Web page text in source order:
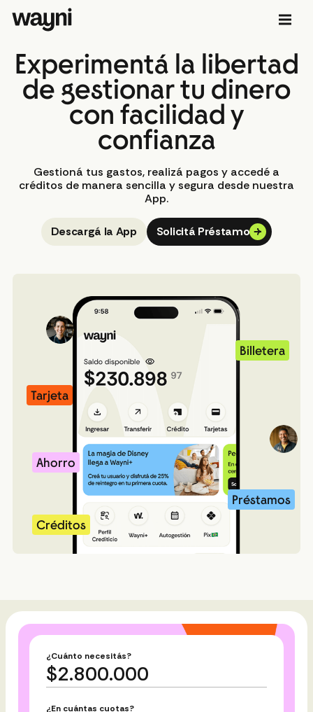
Experimentá la libertad
de gestionar tu dinero
con facilidad y
confianza
Gestioná tus gastos, realizá pagos y accedé a
créditos de manera sencilla y segura desde nuestra
App.
Descargá la App Solicitá Préstamo
Préstamos
Ahorro
Tarjeta
Billetera
Créditos
¿Cuánto necesitás?
$2.800.000
¿En cuántas cuotas?